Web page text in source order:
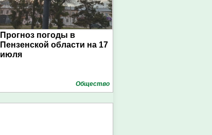
Прогноз погоды в
Пензенской области на 17
июля
Общество